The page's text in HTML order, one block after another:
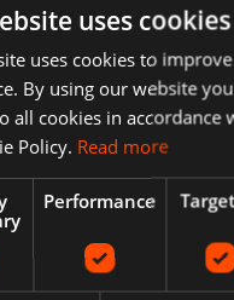
uses cookies
uses cookies to
By using our website you
all cookies in accordance
Policy. Read more
Performance